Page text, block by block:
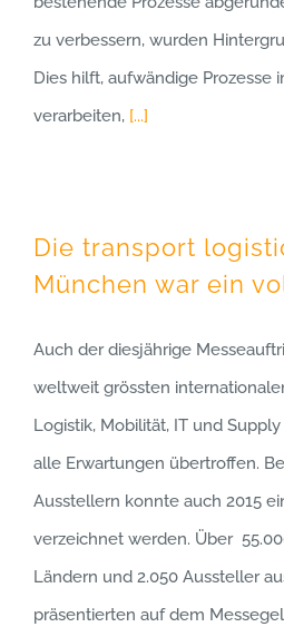
zu verbessern, wurden
Dies hilft, aufwändige Prozesse
verarbeiten, [...]
Die transport
München war ein
Auch der diesjährige
weltweit grössten
Logistik, Mobilität, IT und
alle Erwartungen übertroffen.
Ausstellern konnte auch 2015
verzeichnet werden. Über
Ländern und 2.050 Aussteller
präsentierten auf dem